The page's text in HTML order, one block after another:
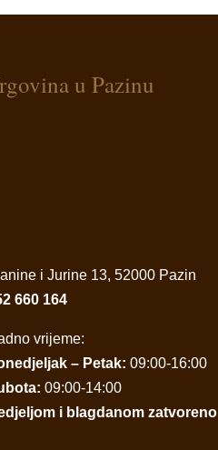
u Pazinu
i Jurine 13, 52000 Pazin
660 164
vrijeme:
– Petak: 09:00-16:00
09:00-14:00
i blagdanom zatvoreno